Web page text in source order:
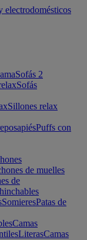
Sofás 2
Sofás
Sillones relax
Puffs con
de muelles
de
SomieresPatas de
Camas
LiterasCamas